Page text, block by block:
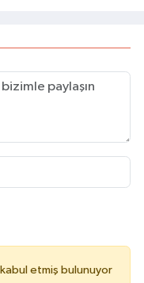
kabul etmiş bulunuyor